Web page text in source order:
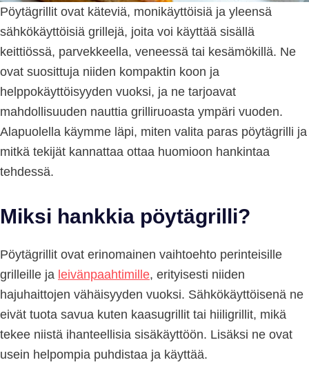
Pöytägrillit ovat käteviä, monikäyttöisiä ja yleensä
sähkökäyttöisiä grillejä, joita voi käyttää sisällä
keittiössä, parvekkeella, veneessä tai kesämökillä. Ne
ovat suosittuja niiden kompaktin koon ja
helppokäyttöisyyden vuoksi, ja ne tarjoavat
mahdollisuuden nauttia grilliruoasta ympäri vuoden.
Alapuolella käymme läpi, miten valita paras pöytägrilli ja
mitkä tekijät kannattaa ottaa huomioon hankintaa
tehdessä.
Miksi hankkia pöytägrilli?
Pöytägrillit ovat erinomainen vaihtoehto perinteisille
grilleille ja leivänpaahtimille, erityisesti niiden
hajuhaittojen vähäisyyden vuoksi. Sähkökäyttöisenä ne
eivät tuota savua kuten kaasugrillit tai hiiligrillit, mikä
tekee niistä ihanteellisia sisäkäyttöön. Lisäksi ne ovat
usein helpompia puhdistaa ja käyttää.